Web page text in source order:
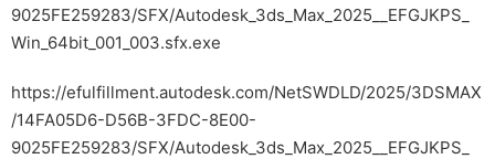
9025FE259283/SFX/Autodesk_3ds_Max_2025__EFGJKPS_
Win_64bit_001_003.sfx.exe
https://efulfillment.autodesk.com/NetSWDLD/2025/3DSMAX
/14FA05D6-D56B-3FDC-8E00-
9025FE259283/SFX/Autodesk_3ds_Max_2025__EFGJKPS_